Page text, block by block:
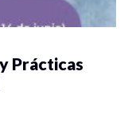
Prácticas